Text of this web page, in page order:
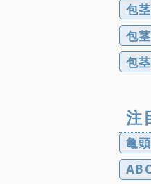
包
包
包
注
亀